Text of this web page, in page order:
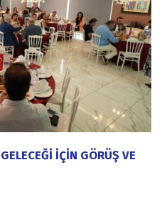
İÇİN GÖRÜŞ VE